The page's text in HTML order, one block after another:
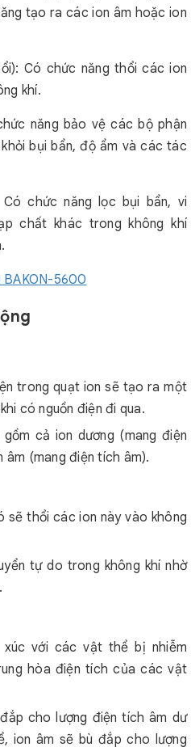
tạo ra các ion âm hoặc ion
Có chức năng thổi các ion
khí.
năng bảo vệ các bộ phận
bụi bẩn, độ ẩm và các tác
chức năng lọc bụi bẩn, vi
chất khác trong không khí
BAKON-5600
trong quạt ion sẽ tạo ra một
có nguồn điện đi qua.
cả ion dương (mang điện
âm (mang điện tích âm).
sẽ thổi các ion này vào không
tự do trong không khí nhờ
với các vật thể bị nhiễm
hòa điện tích của các vật
cho lượng điện tích âm dư
ion âm sẽ bù đắp cho lượng